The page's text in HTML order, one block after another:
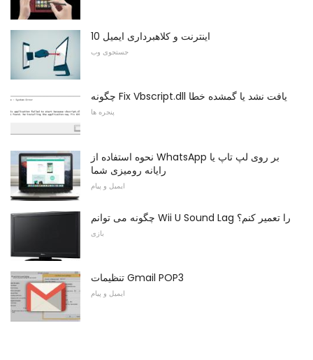
10 اینترنت و کلاهبرداری ایمیل
جستجوی وب
چگونه Fix Vbscript.dll یافت نشد یا گمشده خطا
پنجره ها
نحوه استفاده از WhatsApp بر روی لپ تاپ یا
رایانه رومیزی شما
ایمیل و پیام
چگونه می توانم Wii U Sound Lag را تعمیر کنم؟
بازی
تنظیمات Gmail POP3
ایمیل و پیام